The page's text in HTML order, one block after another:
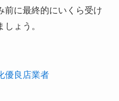
前に最終的にいくら受け
ょう。
優良店業者